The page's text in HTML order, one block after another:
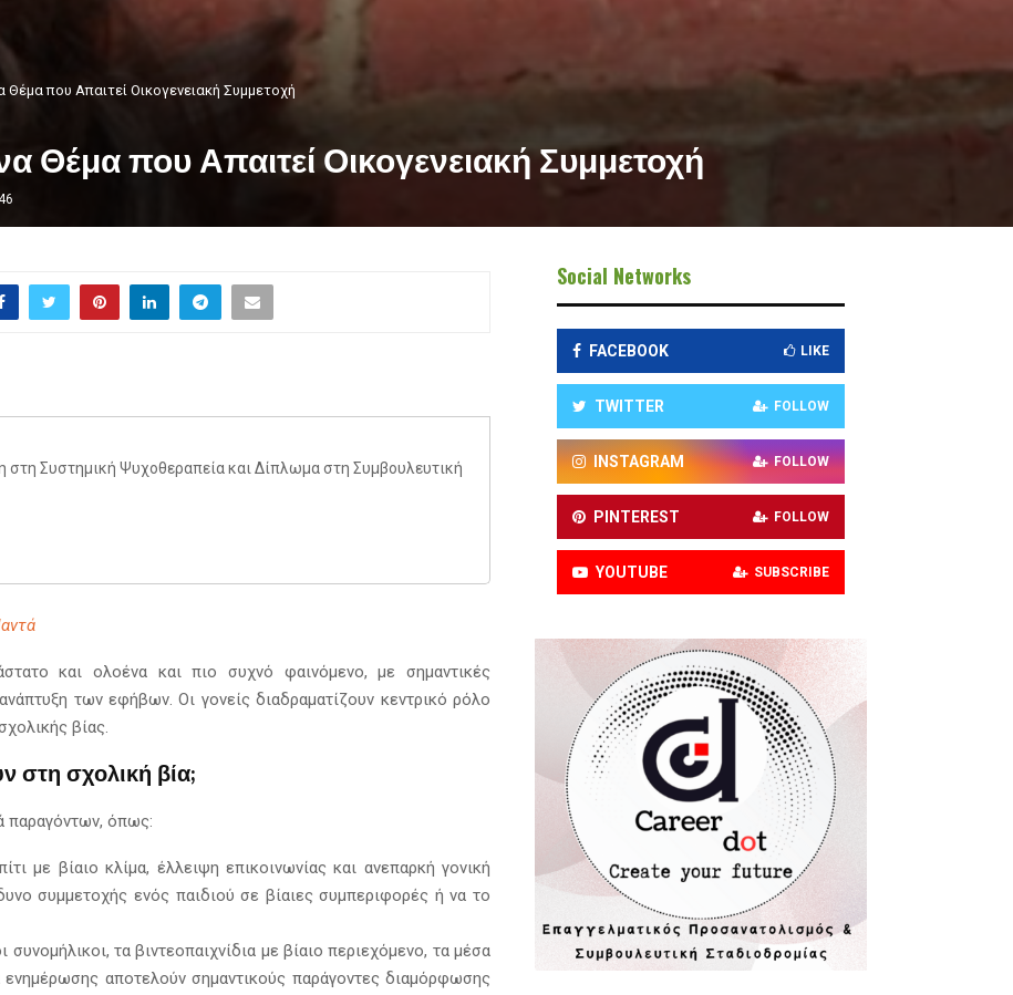
Θέμα που Απαιτεί Οικογενειακή Συμμετοχή
Θέμα που Απαιτεί Οικογενειακή Συμμετοχή
στη Συστημική Ψυχοθεραπεία και Δίπλωμα στη Συμβουλευτική
και ολοένα και πιο συχνό φαινόμενο, με σημαντικές
των εφήβων. Οι γονείς διαδραματίζουν κεντρικό ρόλο
βίας.
στη σχολική βία;
παραγόντων, όπως:
με βίαιο κλίμα, έλλειψη επικοινωνίας και ανεπαρκή γονική
συμμετοχής ενός παιδιού σε βίαιες συμπεριφορές ή να το
συνομήλικοι, τα βιντεοπαιχνίδια με βίαιο περιεχόμενο, τα μέσα
αποτελούν σημαντικούς παράγοντες διαμόρφωσης
Social Networks
FACEBOOK LIKE
TWITTER FOLLOW
INSTAGRAM FOLLOW
PINTEREST FOLLOW
YOUTUBE SUBSCRIBE